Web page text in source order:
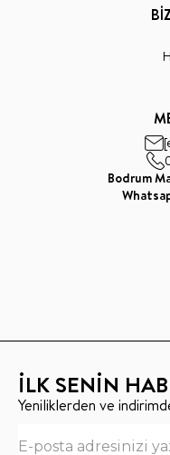
Bodrum
İLK SENİN
Yeniliklerden ve